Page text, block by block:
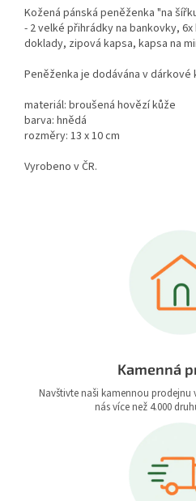
Kožená pánská peněženka "na
- 2 velké přihrádky na bankovky,
doklady, zipová kapsa, kapsa na
Peněženka je dodávána v dárkové
materiál: broušená hovězí kůže
barva: hnědá
rozměry: 13 x 10 cm
Vyrobeno v ČR.
Kamenná
Navštivte naši kamennou prodejnu
nás více než 4.000